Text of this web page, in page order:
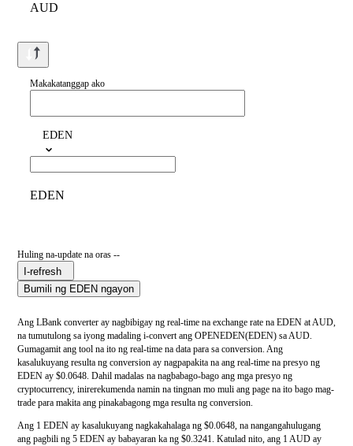
AUD
Makakatanggap ako
EDEN
EDEN
Huling na-update na oras --
I-refresh
Bumili ng EDEN ngayon
Ang LBank converter ay nagbibigay ng real-time na exchange rate na EDEN at AUD,
na tumutulong sa iyong madaling i-convert ang OPENEDEN(EDEN) sa AUD.
Gumagamit ang tool na ito ng real-time na data para sa conversion. Ang
kasalukuyang resulta ng conversion ay nagpapakita na ang real-time na presyo ng
EDEN ay $0.0648. Dahil madalas na nagbabago-bago ang mga presyo ng
cryptocurrency, inirerekumenda namin na tingnan mo muli ang page na ito bago mag-
trade para makita ang pinakabagong mga resulta ng conversion.
Ang 1 EDEN ay kasalukuyang nagkakahalaga ng $0.0648, na nangangahulugang
ang pagbili ng 5 EDEN ay babayaran ka ng $0.3241. Katulad nito, ang 1 AUD ay